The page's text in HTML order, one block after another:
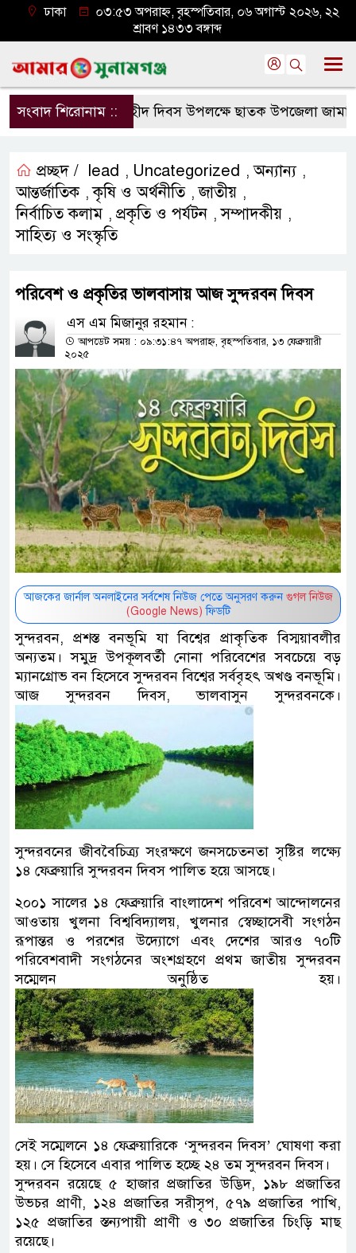
ঢাকা
০৩:৫৩ অপরাহ্ন, বৃহস্পতিবার, ০৬ অগাস্ট ২০২৬, ২২
শ্রাবণ ১৪৩৩ বঙ্গাব্দ
সংবাদ শিরোনাম ::
জুলাই শহীদ দিবস উপলক্ষে ছাতক উপজেলা
প্রচ্ছদ / lead , Uncategorized ,অন্যান্য ,
আন্তর্জাতিক ,কৃষি ও অর্থনীতি ,জাতীয় ,
নির্বাচিত কলাম , প্রকৃতি ও পর্যটন ,সম্পাদকীয় ,
সাহিত্য ও সংস্কৃতি
পরিবেশ ও প্রকৃতির ভালবাসায় আজ সুন্দরবন দিবস
এস এম মিজানুর রহমান :
আপডেট সময় : ০৯:৩১:৪৭ অপরাহ্ন, বৃহস্পতিবার, ১৩ ফেব্রুয়ারী
২০২৫
আজকের জার্নাল অনলাইনের সর্বশেষ নিউজ পেতে অনুসরণ করুন গুগল নিউজ
(Google News) ফিডটি
সুন্দরবন, প্রশস্ত বনভূমি যা বিশ্বের প্রাকৃতিক বিস্ময়াবলীর
অন্যতম। সমুদ্র উপকূলবর্তী নোনা পরিবেশের সবচেয়ে বড়
ম্যানগ্রোভ বন হিসেবে সুন্দরবন বিশ্বের সর্ববৃহৎ অখণ্ড বনভূমি।
আজ সুন্দরবন দিবস, ভালবাসুন সুন্দরবনকে।
সুন্দরবনের জীববৈচিত্র্য সংরক্ষণে জনসচেতনতা সৃষ্টির লক্ষ্যে
১৪ ফেব্রুয়ারি সুন্দরবন দিবস পালিত হয়ে আসছে।
২০০১ সালের ১৪ ফেব্রুয়ারি বাংলাদেশ পরিবেশ আন্দোলনের
আওতায় খুলনা বিশ্ববিদ্যালয়, খুলনার স্বেচ্ছাসেবী সংগঠন
রূপান্তর ও পরশের উদ্যোগে এবং দেশের আরও ৭০টি
পরিবেশবাদী সংগঠনের অংশগ্রহণে প্রথম জাতীয় সুন্দরবন
সম্মেলন অনুষ্ঠিত হয়।
সেই সম্মেলনে ১৪ ফেব্রুয়ারিকে ‘সুন্দরবন দিবস’ ঘোষণা করা
হয়। সে হিসেবে এবার পালিত হচ্ছে ২৪ তম সুন্দরবন দিবস।
সুন্দরবন রয়েছে ৫ হাজার প্রজাতির উদ্ভিদ, ১৯৮ প্রজাতির
উভচর প্রাণী, ১২৪ প্রজাতির সরীসৃপ, ৫৭৯ প্রজাতির পাখি,
১২৫ প্রজাতির স্তন্যপায়ী প্রাণী ও ৩০ প্রজাতির চিংড়ি মাছ
রয়েছে।